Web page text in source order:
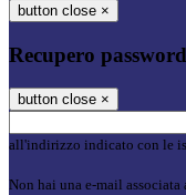
button close ×
Recupero password
button close ×
all'indirizzo indicato con le
Non hai una e-mail